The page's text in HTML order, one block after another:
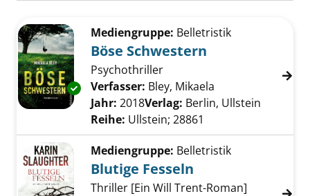
Zu den Suchfiltern springen
Exemplar-Details von Böse Schwestern
Mediengruppe: Belletristik
Böse Schwestern
Psychothriller
Verfasser: Bley, Mikaela
Jahr: 2018Verlag: Berlin, Ullstein
Reihe: Ullstein; 28861
Mediengruppe: Belletristik
Blutige Fesseln
Thriller [Ein Will Trent-Roman]